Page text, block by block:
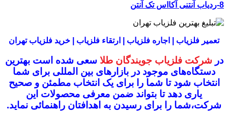
8-ردیاب آنتنی آکااس تک آنتن
تعمیر فلزیاب | اجاره فلزیاب | ارتقاء فلزیاب | خرید فلزیاب تهران
در شرکت فلزیاب جویندگان طلا سعی شده است بهترین
دستگاه‌های موجود در بازار‌های بین المللی برای شما
انتخاب شودتا شما را برای یک انتخاب مطمئن و صحیح
یاری دهد تا بتواند ضمن معرفی محصولات این
شرکت،شما را برای رسیدن به اهدافتان راهنمائی نماید.